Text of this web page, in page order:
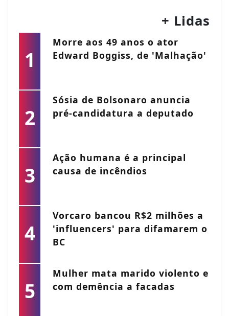
+ Lidas
1
Morre aos 49 anos o ator
Edward Boggiss, de 'Malhação'
2
Sósia de Bolsonaro anuncia
pré-candidatura a deputado
3
Ação humana é a principal
causa de incêndios
4
Vorcaro bancou R$2 milhões a
'influencers' para difamarem o
BC
5
Mulher mata marido violento e
com demência a facadas